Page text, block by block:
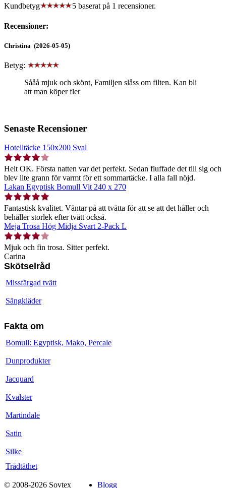
Kundbetyg 5 baserat på 1 recensioner.
Recensioner:
Christina (2026-05-05)
Betyg:
Sååå mjuk och skönt, Familjen slåss om filten. Kan bli
att man köper fler
Senaste Recensioner
Hotelltäcke 150x200 Sval
Helt OK. Första natten var det perfekt. Sedan fluffade det till sig och
blev lite grann för varmt för ett sommartäcke. I alla fall nöjd.
Lakan Egyptisk Bomull Vit 240 x 270
Fantastisk kvalitet. Väntar på att tvätta för att se att det håller och
behåller storlek efter tvätt också.
Meja Trosa Hög Midja Svart 2-Pack L
Mjuk och fin trosa. Sitter perfekt.
Carina
Skötselråd
Missfärgad tvätt
Sängkläder
Fakta om
Bomull: Egyptisk, Mako, Percale
Dunprodukter
Jacquard
Kvalster
Martindale
Satin
Silke
Trådtäthet
© 2008-2026 Sovtex Blogg